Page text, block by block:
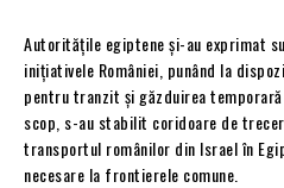
Autoritățile egiptene și-au exprimat
inițiativele României, punând la
pentru tranzit și găzduirea
scop, s-au stabilit coridoare de
transportul românilor din Israel în
necesare la frontierele comune.